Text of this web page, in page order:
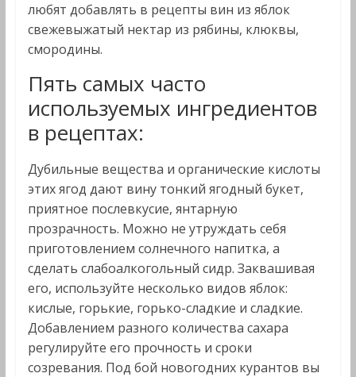
любят добавлять в рецепты вин из яблок
свежевыжатый нектар из рябины, клюквы,
смородины.
Пять самых часто
используемых ингредиентов
в рецептах:
Дубильные вещества и органические кислоты
этих ягод дают вину тонкий ягодный букет,
приятное послевкусие, янтарную
прозрачность. Можно не утруждать себя
приготовлением солнечного напитка, а
сделать слабоалкогольный сидр. Заквашивая
его, используйте несколько видов яблок:
кислые, горькие, горько-сладкие и сладкие.
Добавлением разного количества сахара
регулируйте его прочность и сроки
созревания. Под бой новогодних курантов вы